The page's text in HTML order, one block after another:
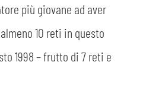
più giovane ad aver
10 reti in questo
1998 – frutto di 7 reti e